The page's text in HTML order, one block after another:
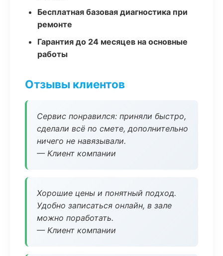
Бесплатная базовая диагностика при
ремонте
Гарантия до 24 месяцев на основные
работы
Отзывы клиентов
Сервис понравился: приняли быстро,
сделали всё по смете, дополнительно
ничего не навязывали.
— Клиент компании
Хорошие цены и понятный подход.
Удобно записаться онлайн, в зале
можно поработать.
— Клиент компании